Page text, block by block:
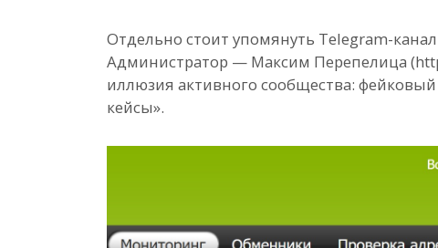
Отдельно стоит упомянуть Telegram-
Администратор — Максим Перепелица
иллюзия активного сообщества:
кейсы».